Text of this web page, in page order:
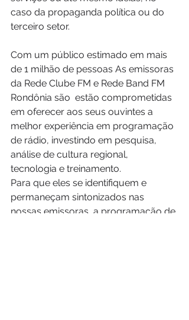
caso da propaganda política ou do
terceiro setor.
Com um público estimado em mais
de 1 milhão de pessoas As emissoras
da Rede Clube FM e Rede Band FM
Rondônia são estão comprometidas
em oferecer aos seus ouvintes a
melhor experiência em programação
de rádio, investindo em pesquisa,
análise de cultura regional,
tecnologia e treinamento.
Para que eles se identifiquem e
permaneçam sintonizados nas
nossas emissoras, a programação de